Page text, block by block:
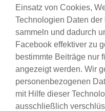
Einsatz von Cookies,
Technologien Daten
sammeln und dadurch
Facebook effektiver zu
bestimmte Beiträge nur
angezeigt werden. Wir
personenbezogenen
mit Hilfe dieser
ausschließlich